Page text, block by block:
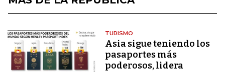
TURISMO
Asia sigue teniendo los
pasaportes más
poderosos, lidera